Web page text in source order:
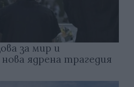
за мир и
ядрена трагедия